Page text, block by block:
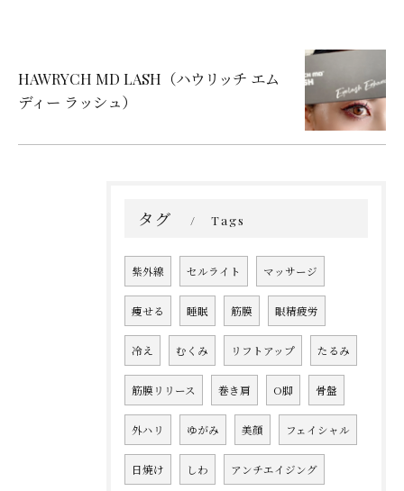
HAWRYCH MD LASH（ハウリッチ エム
ディー ラッシュ）
タグ Tags
紫外線 セルライト マッサージ
痩せる 睡眠 筋膜 眼精疲労
冷え むくみ リフトアップ たるみ
筋膜リリース 巻き肩 O脚 骨盤
外ハリ ゆがみ 美顔 フェイシャル
日焼け しわ アンチエイジング